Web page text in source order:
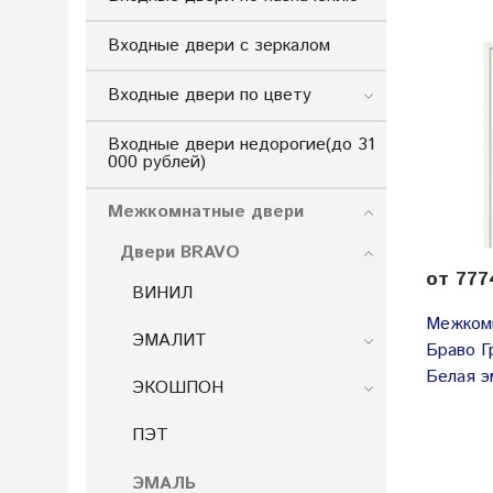
от
Браво
Белая
Входные двери с зеркалом
Входные двери по цвету
Входные двери недорогие(до 31
000 рублей)
Межкомнатные двери
Двери BRAVO
ВИНИЛ
ЭМАЛИТ
ЭКОШПОН
ПЭТ
ЭМАЛЬ